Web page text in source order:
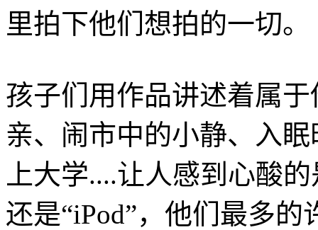
里拍下他们想拍的一切。
孩子们用作品讲述着属
亲、闹市中的小静、入
上大学....让人感到心酸
还是“iPod”，他们最多